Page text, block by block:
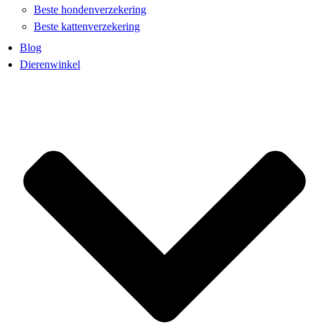
Beste hondenverzekering
Beste kattenverzekering
Blog
Dierenwinkel